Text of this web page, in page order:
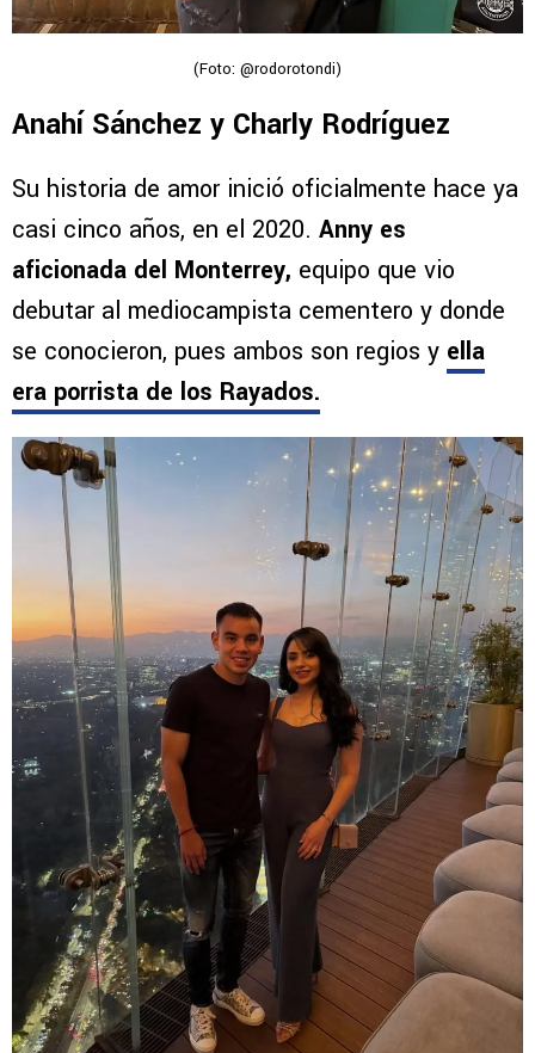
(Foto: @rodorotondi)
Anahí Sánchez y Charly Rodríguez
Su historia de amor inició oficialmente hace ya
casi cinco años, en el 2020. Anny es
aficionada del Monterrey, equipo que vio
debutar al mediocampista cementero y donde
se conocieron, pues ambos son regios y ella
era porrista de los Rayados.